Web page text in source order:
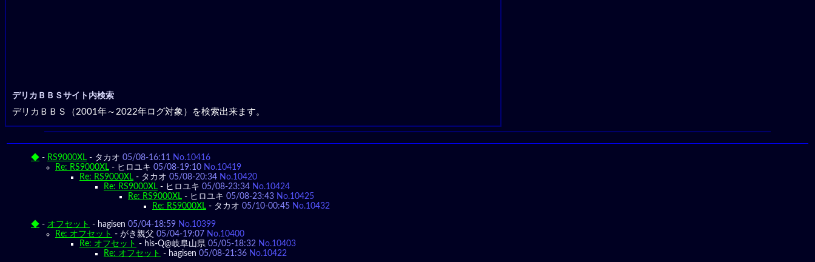
デリカＢＢＳサイト内検索
デリカＢＢＳ（2001年～2022年ログ対象）を検索出来ます。
◆ - RS9000XL - タカオ 05/08-16:11
No.10416
Re: RS9000XL - ヒロユキ 05/08-19:10 No.10419
Re: RS9000XL - タカオ 05/08-20:34 No.10420
Re: RS9000XL - ヒロユキ 05/08-23:34 No.10424
Re: RS9000XL - ヒロユキ 05/08-23:43 No.10425
Re: RS9000XL - タカオ 05/10-00:45 No.10432
◆ - オフセット - hagisen 05/04-18:59 No.10399
Re: オフセット - がき親父 05/04-19:07 No.10400
Re: オフセット - his-Q@岐阜山県 05/05-18:32 No.10403
Re: オフセット - hagisen 05/08-21:36 No.10422